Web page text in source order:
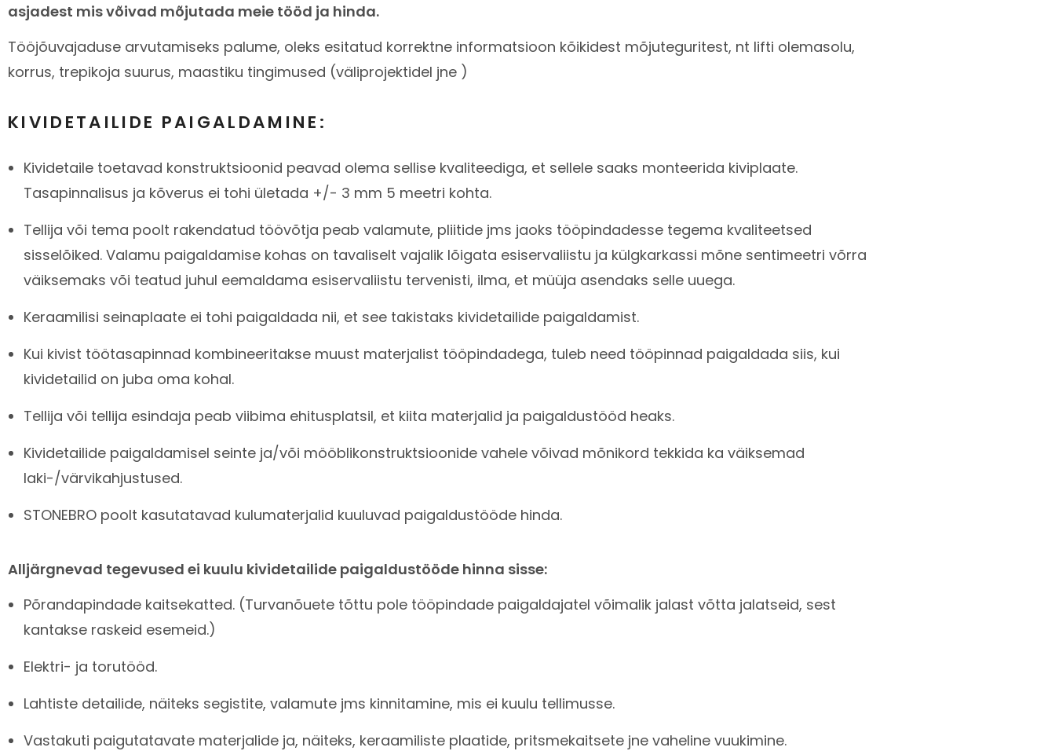
asjadest mis võivad mõjutada meie tööd ja hinda.
Tööjõuvajaduse arvutamiseks palume, oleks esitatud korrektne informatsioon kõikidest mõjuteguritest, nt lifti olemasolu,
korrus, trepikoja suurus, maastiku tingimused (väliprojektidel jne )
KIVIDETAILIDE PAIGALDAMINE:
Kividetaile toetavad konstruktsioonid peavad olema sellise kvaliteediga, et sellele saaks monteerida kiviplaate.
Tasapinnalisus ja kõverus ei tohi ületada +/- 3 mm 5 meetri kohta.
Tellija või tema poolt rakendatud töövõtja peab valamute, pliitide jms jaoks tööpindadesse tegema kvaliteetsed
sisselõiked. Valamu paigaldamise kohas on tavaliselt vajalik lõigata esiservaliistu ja külgkarkassi mõne sentimeetri võrra
väiksemaks või teatud juhul eemaldama esiservaliistu tervenisti, ilma, et müüja asendaks selle uuega.
Keraamilisi seinaplaate ei tohi paigaldada nii, et see takistaks kividetailide paigaldamist.
Kui kivist töötasapinnad kombineeritakse muust materjalist tööpindadega, tuleb need tööpinnad paigaldada siis, kui
kividetailid on juba oma kohal.
Tellija või tellija esindaja peab viibima ehitusplatsil, et kiita materjalid ja paigaldustööd heaks.
Kividetailide paigaldamisel seinte ja/või mööblikonstruktsioonide vahele võivad mõnikord tekkida ka väiksemad
laki-/värvikahjustused.
STONEBRO poolt kasutatavad kulumaterjalid kuuluvad paigaldustööde hinda.
Alljärgnevad tegevused ei kuulu kividetailide paigaldustööde hinna sisse:
Põrandapindade kaitsekatted. (Turvanõuete tõttu pole tööpindade paigaldajatel võimalik jalast võtta jalatseid, sest
kantakse raskeid esemeid.)
Elektri- ja torutööd.
Lahtiste detailide, näiteks segistite, valamute jms kinnitamine, mis ei kuulu tellimusse.
Vastakuti paigutatavate materjalide ja, näiteks, keraamiliste plaatide, pritsmekaitsete jne vaheline vuukimine.